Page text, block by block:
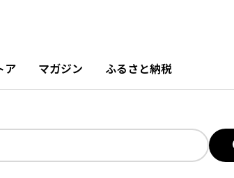
ア マガジン ふるさと納税